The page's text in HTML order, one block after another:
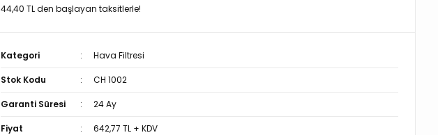
44,40 TL den başlayan taksitlerle!
Kategori Hava Filtresi
Stok Kodu CH 1002
Garanti Süresi 24 Ay
Fiyat 642,77 TL + KDV